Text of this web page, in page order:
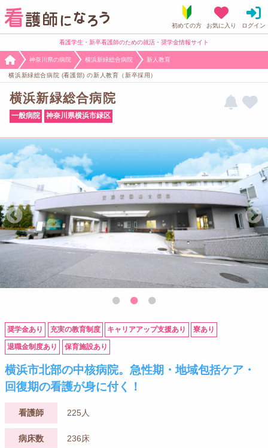
看護学生・新卒看護師のための就活・奨学金情報サイト
神奈川県の病院 横浜新緑総合病院 新人教育
横浜新緑総合病院 (看護部) の新人教育（新卒採用）
横浜新緑総合病院
一般病院 神奈川県横浜市緑区
奨学金あり 充実の教育制度 キャリアアップ支援あり 寮あり
退職金制度あり 保育施設あり
横浜市北部の中核病院。急性期・地域包括ケア・
回復期の看護が身に付く！
看護師 225人
病床数 236床